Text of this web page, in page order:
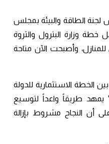
لجنة الطاقة والبيئة بمجلس
خطة وزارة البترول والثروة
وأصبحت الآن متاحة
الخطة الاستثمارية للدولة
يمهد طريقاً واعداً لتوسيع
أن النجاح مشروط بإزالة